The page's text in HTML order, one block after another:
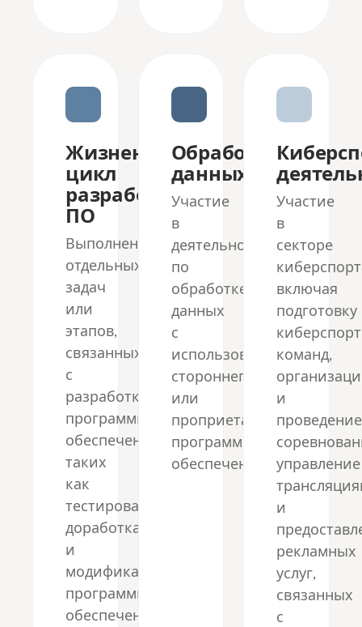
Жизненный
цикл
разработки
ПО
Выполнение
отдельных
задач
или
этапов,
связанных
с
разработкой
программного
обеспечения,
таких
как
тестирование,
доработка
и
модификация
программного
обеспечения.
Обработка
данных
Участие
в
деятельности
по
обработке
данных
с
использованием
стороннего
или
проприетарного
программного
обеспечения.
Участие
в
секторе
включая
подготовку
команд,
и
проведение
управление
и
рекламных
услуг,
связанных
с